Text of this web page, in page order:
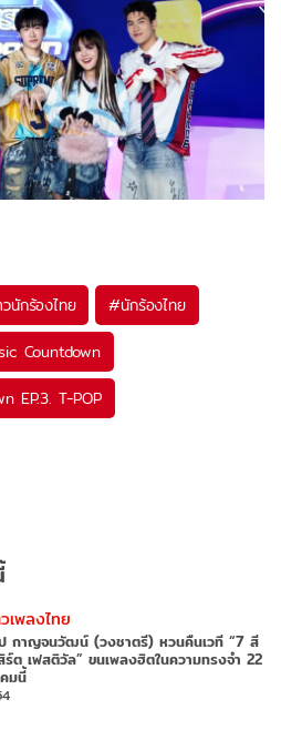
วนักร้องไทย #นักร้องไทย
Countdown
EP.3. T-POP
เพลงไทย
กาญจนวัฒน์ (วงชาตรี) หวนคืนเวที “7 สี
ร์ต เฟสติวัล” ขนเพลงฮิตในความทรงจำ 22
มนี้